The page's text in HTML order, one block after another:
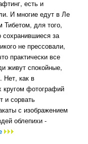
есть и
И многие едут в Ле
для того,
за
не прессовали,
практически все
живут спокойные,
Нет, как в
фотографий
и сорвать
с изображением
облепихи -